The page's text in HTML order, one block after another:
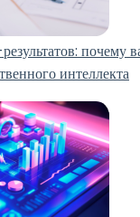
почему
интеллекта